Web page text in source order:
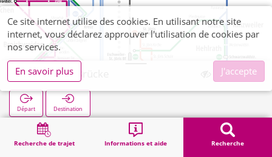
Recherche de trajet Informations et aide Recherche
Mariadorf Brücke
Départ Destination
Démarrage Recherche
Ce site internet utilise des cookies. En utilisant notre site
internet, vous déclarez approuver l'utilisation de cookies par
nos services.
En savoir plus
J'accepte